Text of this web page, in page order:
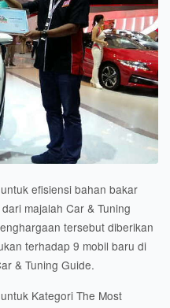
efisiensi bahan bakar
majalah Car & Tuning
tersebut diberikan
terhadap 9 mobil baru di
& Tuning Guide.
Kategori The Most